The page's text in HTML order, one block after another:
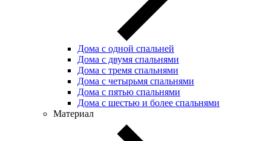
Дома с одной спальней
Дома с двумя спальнями
Дома с тремя спальнями
Дома с четырьмя спальнями
Дома с пятью спальнями
Дома с шестью и более спальнями
Материал